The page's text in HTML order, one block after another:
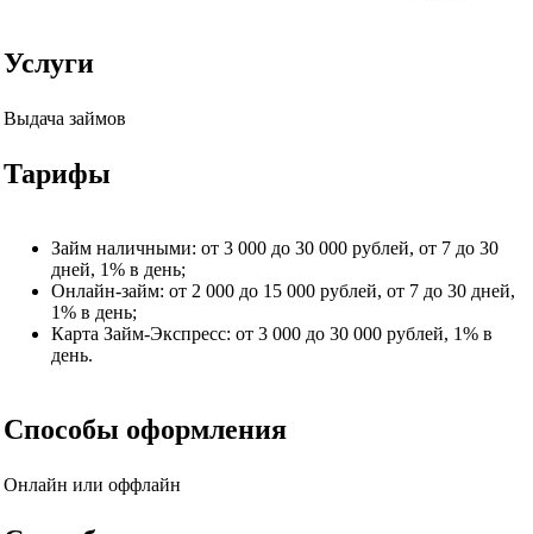
Услуги
Выдача займов
Тарифы
Займ наличными: от 3 000 до 30 000 рублей, от 7 до 30
дней, 1% в день;
Онлайн-займ: от 2 000 до 15 000 рублей, от 7 до 30 дней,
1% в день;
Карта Займ-Экспресс: от 3 000 до 30 000 рублей, 1% в
день.
Способы оформления
Онлайн или оффлайн